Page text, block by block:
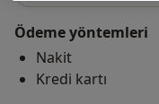
Ödeme yöntemleri
Nakit
Kredi kartı